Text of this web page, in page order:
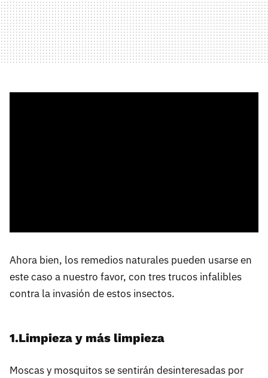
Ahora bien, los remedios naturales pueden usarse en
este caso a nuestro favor, con tres trucos infalibles
contra la invasión de estos insectos.
1.Limpieza y más limpieza
Moscas y mosquitos se sentirán desinteresadas por